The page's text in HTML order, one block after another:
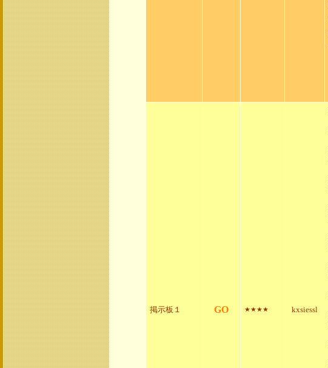
掲示板１ GO ★★★★ kxsiessl